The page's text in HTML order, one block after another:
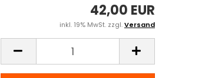
42,00 EUR
inkl. 19% MwSt. zzgl.Versand